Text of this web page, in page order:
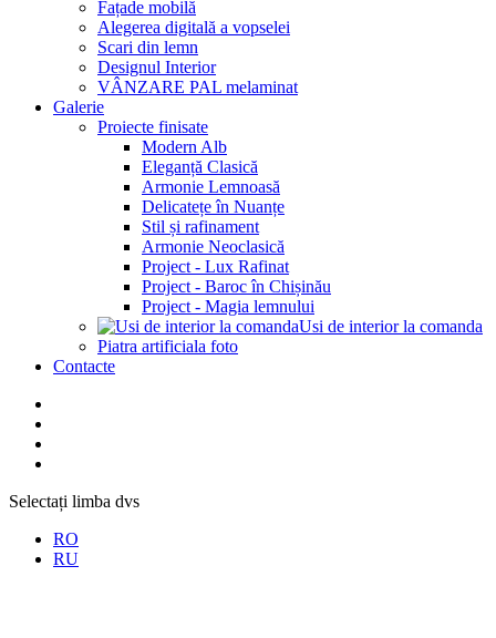
Fațade mobilă
Alegerea digitală a vopselei
Scari din lemn
Designul Interior
VÂNZARE PAL melaminat
Galerie
Proiecte finisate
Modern Alb
Eleganță Clasică
Armonie Lemnoasă
Delicatețe în Nuanțe
Stil și rafinament
Armonie Neoclasică
Project - Lux Rafinat
Project - Baroc în Chișinău
Project - Magia lemnului
Usi de interior la comanda
Piatra artificiala foto
Contacte
Selectați limba dvs
RO
RU